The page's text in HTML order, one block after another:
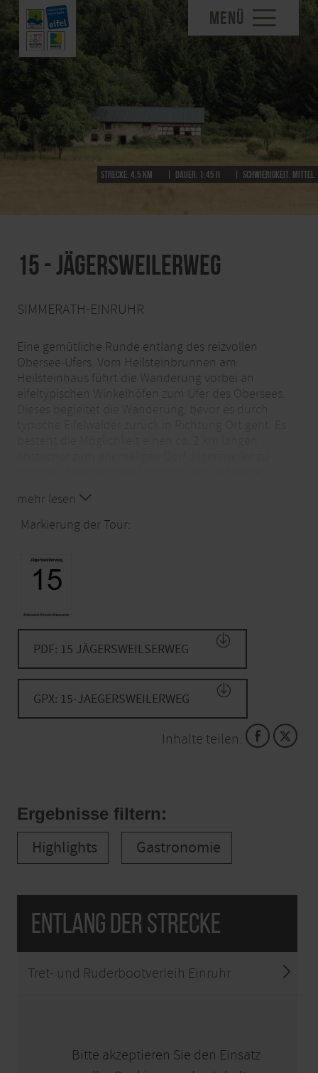
MENÜ
Strecke:4,5 km Dauer: 1:45 h Schwierigkeit: mittel
15 - Jägersweilerweg
SIMMERATH-EINRUHR
Eine gemütliche Runde entlang des reizvollen
Obersee-Ufers. Vom Heilsteinbrunnen am
Heilsteinhaus führt die Wanderung vorbei an
eifeltypischen Winkelhöfen zum Ufer des Obersees.
Highlights der Tour
Heilsteinbrunnen
Wassergarten
Jägersweiler
mehr lesen
Markierung der Tour:
PDF: 15 JÄGERSWEILSERWEG
GPX: 15-JAEGERSWEILERWEG
Inhalte teilen:
Ergebnisse filtern:
Highlights Gastronomie
Entlang der Strecke
Tret- und Ruderbootverleih Einruhr
Bitte akzeptieren Sie den Einsatz